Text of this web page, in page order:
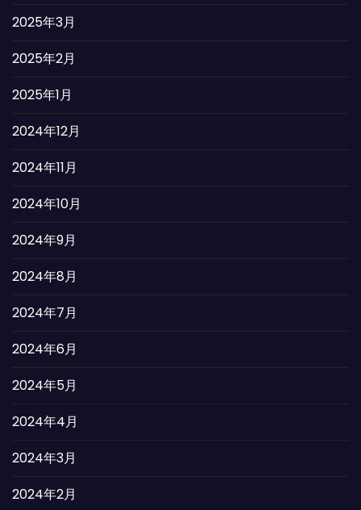
2025年3月
2025年2月
2025年1月
2024年12月
2024年11月
2024年10月
2024年9月
2024年8月
2024年7月
2024年6月
2024年5月
2024年4月
2024年3月
2024年2月